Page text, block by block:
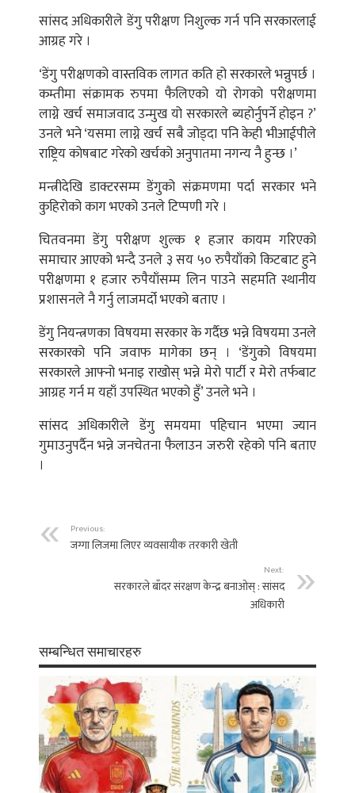
सांसद अधिकारीले डेंगु परीक्षण निशुल्क गर्न पनि सरकारलाई
आग्रह गरे ।
‘डेंगु परीक्षणको वास्तविक लागत कति हो सरकारले भन्नुपर्छ ।
कम्तीमा संक्रामक रुपमा फैलिएको यो रोगको परीक्षणमा
लाग्ने खर्च समाजवाद उन्मुख यो सरकारले ब्यहोर्नुपर्ने होइन ?’
उनले भने ‘यसमा लाग्ने खर्च सबै जोड्दा पनि केही भीआईपीले
राष्ट्रिय कोषबाट गरेको खर्चको अनुपातमा नगन्य नै हुन्छ ।’
मन्त्रीदेखि डाक्टरसम्म डेंगुको संक्रमणमा पर्दा सरकार भने
कुहिरोको काग भएको उनले टिप्पणी गरे ।
चितवनमा डेंगु परीक्षण शुल्क १ हजार कायम गरिएको
समाचार आएको भन्दै उनले ३ सय ५० रुपैयाँको किटबाट हुने
परीक्षणमा १ हजार रुपैयाँसम्म लिन पाउने सहमति स्थानीय
प्रशासनले नै गर्नु लाजमर्दो भएको बताए ।
डेंगु नियन्त्रणका विषयमा सरकार के गर्दैछ भन्ने विषयमा उनले
सरकारको पनि जवाफ मागेका छन् । ‘डेंगुको विषयमा
सरकारले आफ्नो भनाइ राखोस् भन्ने मेरो पार्टी र मेरो तर्फबाट
आग्रह गर्न म यहाँ उपस्थित भएको हुँ’ उनले भने ।
सांसद अधिकारीले डेंगु समयमा पहिचान भएमा ज्यान
गुमाउनुपर्दैन भन्ने जनचेतना फैलाउन जरुरी रहेको पनि बताए
।
Previous:
जग्गा लिजमा लिएर व्यवसायीक तरकारी खेती
Next:
सरकारले बाँदर संरक्षण केन्द्र बनाओस् : सांसद
अधिकारी
सम्बन्धित समाचारहरु